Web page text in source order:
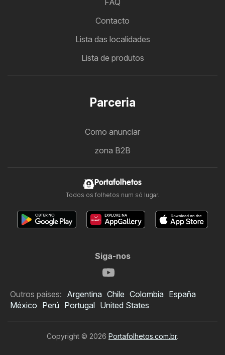
Contacto
Lista das localidades
Lista de produtos
Parceria
Como anunciar
zona B2B
Portafolhetos
Todos os folhetos num só lugar.
Siga-nos
Outros países: Argentina Chile Colombia España
México Perú Portugal United States
Copyright © 2026 Portafolhetos.com.br.